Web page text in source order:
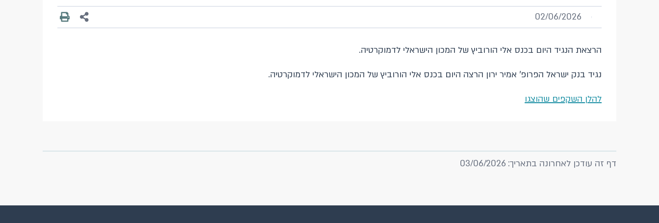
02/06/2026
הרצאת הנגיד היום בכנס אלי הורוביץ של המכון הישראלי לדמוקרטיה.
נגיד בנק ישראל הפרופ' אמיר ירון הרצה היום בכנס אלי הורוביץ של המכון הישראלי לדמוקרטיה.
להלן השקפים שהוצגו
דף זה עודכן לאחרונה בתאריך: 03/06/2026